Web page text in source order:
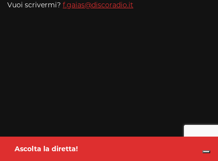
10:00
Ascolta la diretta!
Vuoi scrivermi? f.gaias@discoradio.it